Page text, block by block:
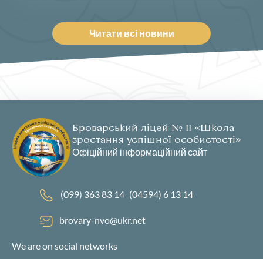
Читати всі новини
Броварський ліцей № 11 «Школа
зростання успішної особистості»
Офіційний інформаційний сайт
(099) 363 83 14 (04594) 6 13 14
brovary-nvo@ukr.net
We are on social networks